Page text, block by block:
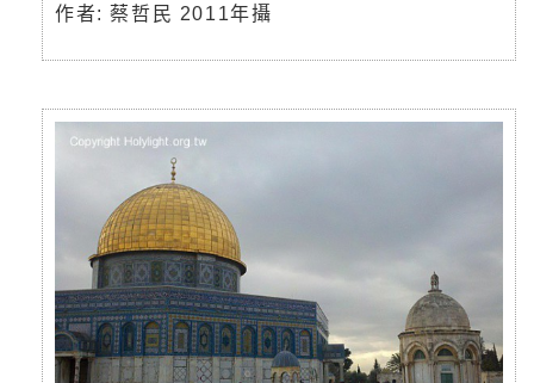
作者: 蔡哲民 2011年攝